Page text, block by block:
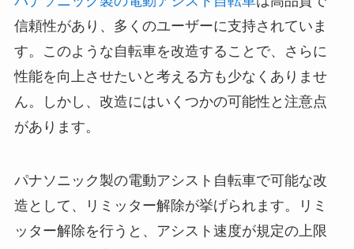
信頼性があり、多くのユーザーに支持されていま
す。このような自転車を改造することで、さらに
性能を向上させたいと考える方も少なくありませ
ん。しかし、改造にはいくつかの可能性と注意点
があります。
パナソニック製の電動アシスト自転車で可能な改
造として、リミッター解除が挙げられます。リミ
ッター解除を行うと、アシスト速度が規定の上限